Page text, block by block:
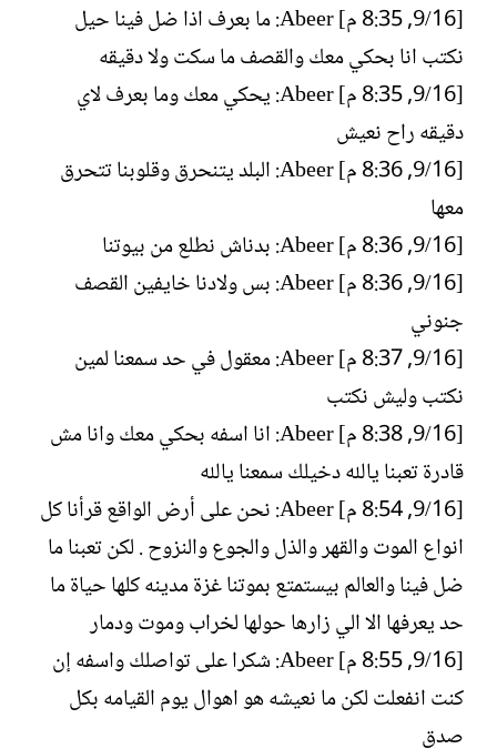
[16/‏9, 8:35 م] Abeer: ما بعرف اذا ضل فينا حيل
نكتب انا بحكي معك والقصف ما سكت ولا دقيقه
[16/‏9, 8:35 م] Abeer: يحكي معك وما بعرف لاي
دقيقه راح نعيش
[16/‏9, 8:36 م] Abeer: البلد يتنحرق وقلوبنا تتحرق
معها
[16/‏9, 8:36 م] Abeer: بدناش نطلع من بيوتنا
[16/‏9, 8:36 م] Abeer: بس ولادنا خايفين القصف
جنوني
[16/‏9, 8:37 م] Abeer: معقول في حد سمعنا لمين
نكتب وليش نكتب
[16/‏9, 8:38 م] Abeer: انا اسفه بحكي معك وانا مش
قادرة تعبنا يالله دخيلك سمعنا يالله
[16/‏9, 8:54 م] Abeer: نحن على أرض الواقع قرأنا كل
انواع الموت والقهر والذل والجوع والنزوح . لكن تعبنا ما
ضل فينا والعالم بيستمتع بموتنا غزة مدينه كلها حياة ما
حد يعرفها الا الي زارها حولها لخراب وموت ودمار
[16/‏9, 8:55 م] Abeer: شكرا على تواصلك واسفه إن
كنت انفعلت لكن ما نعيشه هو اهوال يوم القيامه بكل
صدق